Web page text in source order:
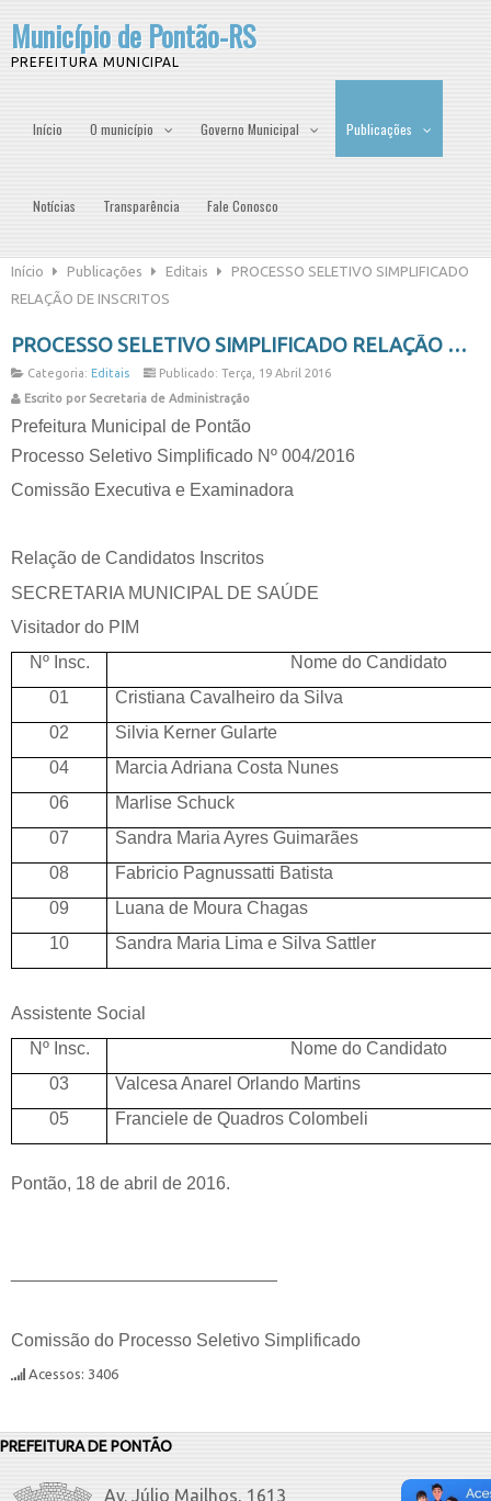
Município de Pontão-RS
PREFEITURA MUNICIPAL
Início O município Governo Municipal Publicações
Notícias Transparência Fale Conosco
Início Publicações Editais
PROCESSO SELETIVO SIMPLIFICADO
RELAÇÃO DE INSCRITOS
PROCESSO SELETIVO SIMPLIFICADO RELAÇÃO DE INSCRITOS
Categoria: Editais
Publicado: Terça, 19 Abril 2016
Escrito por Secretaria de Administração
Prefeitura Municipal de Pontão
Processo Seletivo Simplificado Nº 004/2016
Comissão Executiva e Examinadora
Relação de Candidatos Inscritos
SECRETARIA MUNICIPAL DE SAÚDE
Visitador do PIM
Nº Insc.
Nome do Candidato
01
Cristiana Cavalheiro da Silva
02
Silvia Kerner Gularte
04
Marcia Adriana Costa Nunes
06
Marlise Schuck
07
Sandra Maria Ayres Guimarães
08
Fabricio Pagnussatti Batista
09
Luana de Moura Chagas
10
Sandra Maria Lima e Silva Sattler
Assistente Social
Nº Insc.
Nome do Candidato
03
Valcesa Anarel Orlando Martins
05
Franciele de Quadros Colombeli
Pontão, 18 de abril de 2016.
Comissão do Processo Seletivo Simplificado
Acessos: 3406
PREFEITURA DE PONTÃO
Av. Júlio Mailhos, 1613